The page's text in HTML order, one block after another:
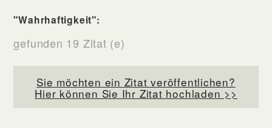
"Wahrhaftigkeit":
gefunden 19 Zitat (e)
Sie möchten ein Zitat veröffentlichen?
Hier können Sie Ihr Zitat hochladen >>